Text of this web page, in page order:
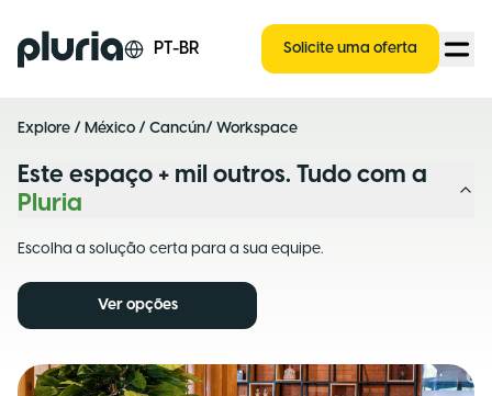
Logo Pluria PT-BR Solicite uma oferta
Explore / México / Cancún/ Workspace
Este espaço + mil outros. Tudo com a
Pluria
Escolha a solução certa para a sua equipe.
Ver opções